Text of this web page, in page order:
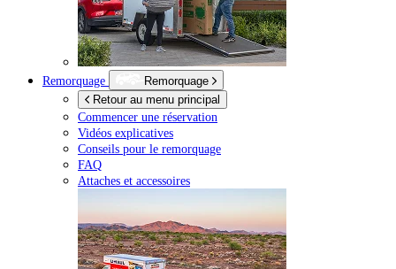
Remorquage
Remorquage
Retour au menu principal
Commencer une réservation
Vidéos explicatives
Conseils pour le remorquage
FAQ
Attaches et accessoires